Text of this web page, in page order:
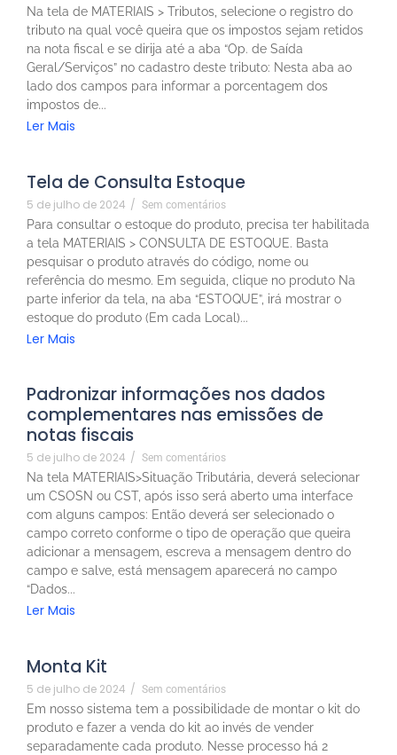
Na tela de MATERIAIS > Tributos, selecione o registro do
tributo na qual você queira que os impostos sejam retidos
na nota fiscal e se dirija até a aba “Op. de Saída
Geral/Serviços” no cadastro deste tributo: Nesta aba ao
lado dos campos para informar a porcentagem dos
impostos de...
Ler Mais
Tela de Consulta Estoque
5 de julho de 2024 / Sem comentários
Para consultar o estoque do produto, precisa ter habilitada
a tela MATERIAIS > CONSULTA DE ESTOQUE. Basta
pesquisar o produto através do código, nome ou
referência do mesmo. Em seguida, clique no produto Na
parte inferior da tela, na aba “ESTOQUE”, irá mostrar o
estoque do produto (Em cada Local)...
Ler Mais
Padronizar informações nos dados
complementares nas emissões de
notas fiscais
5 de julho de 2024 / Sem comentários
Na tela MATERIAIS>Situação Tributária, deverá selecionar
um CSOSN ou CST, após isso será aberto uma interface
com alguns campos: Então deverá ser selecionado o
campo correto conforme o tipo de operação que queira
adicionar a mensagem, escreva a mensagem dentro do
campo e salve, está mensagem aparecerá no campo
“Dados...
Ler Mais
Monta Kit
5 de julho de 2024 / Sem comentários
Em nosso sistema tem a possibilidade de montar o kit do
produto e fazer a venda do kit ao invés de vender
separadamente cada produto. Nesse processo há 2